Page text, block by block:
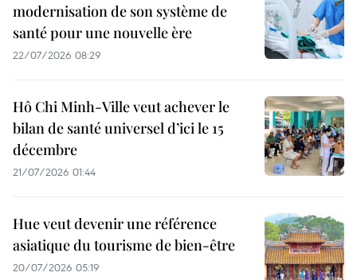
modernisation de son système de
santé pour une nouvelle ère
22/07/2026 08:29
Hô Chi Minh-Ville veut achever le
bilan de santé universel d’ici le 15
décembre
21/07/2026 01:44
Hue veut devenir une référence
asiatique du tourisme de bien-être
20/07/2026 05:19